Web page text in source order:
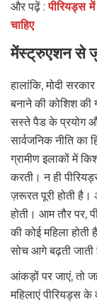
और पढ़ें :पीरियड्स
चाहिए
मेंस्ट्रुएशन से
हालांकि, मोदी
बनाने की कोशिश
सस्ते पैड के प्रयोग
सार्वजनिक नीति
ग्रामीण इलाकों में
करती। न ही
ज़रूरत पूरी होती है।
होती। आम तौर पर,
की कोई महिला
सोच आगे बढ़ती जाती
आंकड़ों पर जाएं, तो
महिलाएं पीरियड्स के